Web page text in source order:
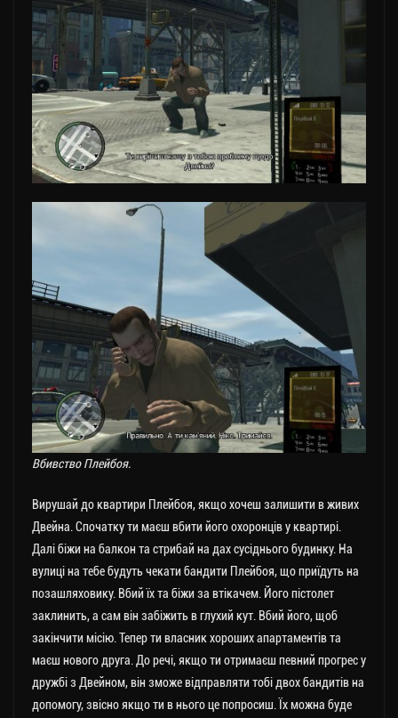
Вбивство Плейбоя.
Вирушай до квартири Плейбоя, якщо хочеш залишити в живих
Двейна. Спочатку ти маєш вбити його охоронців у квартирі.
Далі біжи на балкон та стрибай на дах сусіднього будинку. На
вулиці на тебе будуть чекати бандити Плейбоя, що приїдуть на
позашляховику. Вбий їх та біжи за втікачем. Його пістолет
заклинить, а сам він забіжить в глухий кут. Вбий його, щоб
закінчити місію. Тепер ти власник хороших апартаментів та
маєш нового друга. До речі, якщо ти отримаєш певний прогрес у
дружбі з Двейном, він зможе відправляти тобі двох бандитів на
допомогу, звісно якщо ти в нього це попросиш. Їх можна буде